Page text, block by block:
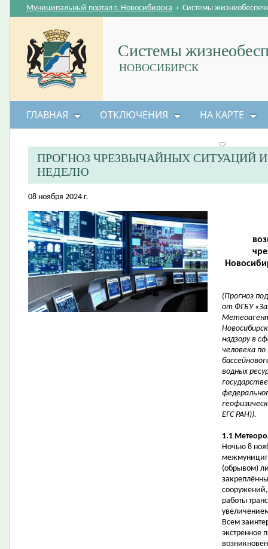
Системы
НОВОСИБИРСК
Муниципальный портал г. Новосибирска › Системы
ГЛАВНАЯ ОТКЛЮЧЕНИЯ НА КАРТЕ
ПРОГНОЗ ЧРЕЗВЫЧАЙНЫХ СИТУАЦИЙ
НЕДЕЛЮ
08 ноября 2024 г.
(Прогноз
от ФГБУ
надзору в
человека
водных
ЕГС РАН)).
1.1
Ночью 8
(обрывом)
работы
Всем
экстренное